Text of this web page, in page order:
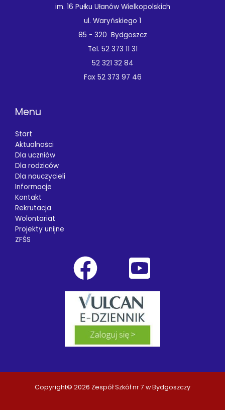
im. 16 Pułku Ułanów Wielkopolskich
ul. Waryńskiego 1
85 - 320 Bydgoszcz
Tel. 52 373 11 31
52 321 32 84
Fax 52 373 97 46
Menu
Start
Aktualności
Dla uczniów
Dla rodziców
Dla nauczycieli
Informacje
Kontakt
Rekrutacja
Wolontariat
Projekty unijne
ZFŚS
Copyright© 2026 Zespół Szkół nr 7 w Bydgoszczy